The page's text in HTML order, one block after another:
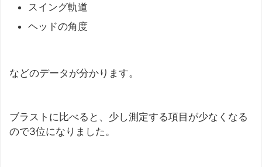
スイング軌道
ヘッドの角度
などのデータが分かります。
ブラストに比べると、少し測定する項目が少なくなる
ので3位になりました。